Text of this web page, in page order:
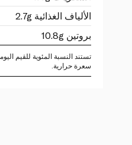
الألياف الغذائية 2.7g
بروتين 10.8g
سعرة حرارية.